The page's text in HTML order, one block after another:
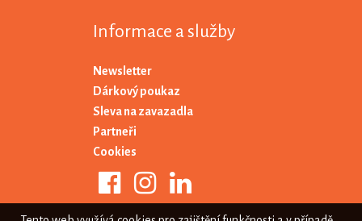
Informace a služby
Newsletter
Dárkový poukaz
Sleva na zavazadla
Partneři
Cookies